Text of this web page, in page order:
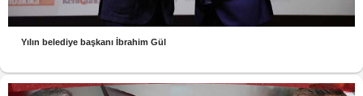
Yılın belediye başkanı İbrahim Gül